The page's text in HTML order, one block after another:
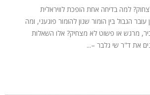
למה בדיחה אחת הופכת לוויראלית
הגבול בין הומור שנון להומור פוגעני, ומה
מרגש או פשוט לא מצחיק? אלו השאלות
את ד"ר שי גלבר –...